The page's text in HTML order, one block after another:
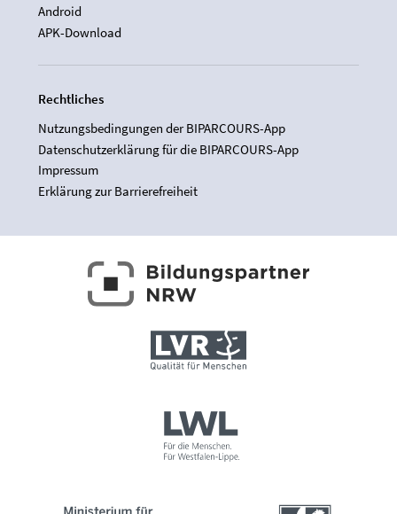
Android
APK-Download
Rechtliches
Nutzungsbedingungen der BIPARCOURS-App
Datenschutzerklärung für die BIPARCOURS-App
Impressum
Erklärung zur Barrierefreiheit